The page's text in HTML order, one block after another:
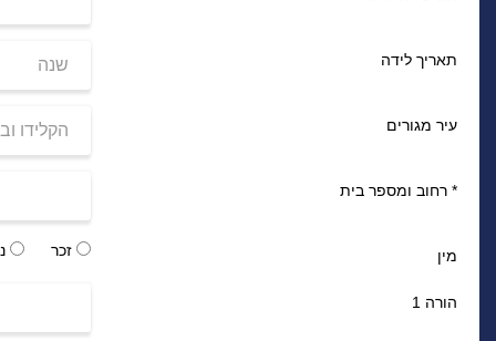
תאריך לידה
עיר מגורים
* רחוב ומספר בית
מין זכר
הורה 1